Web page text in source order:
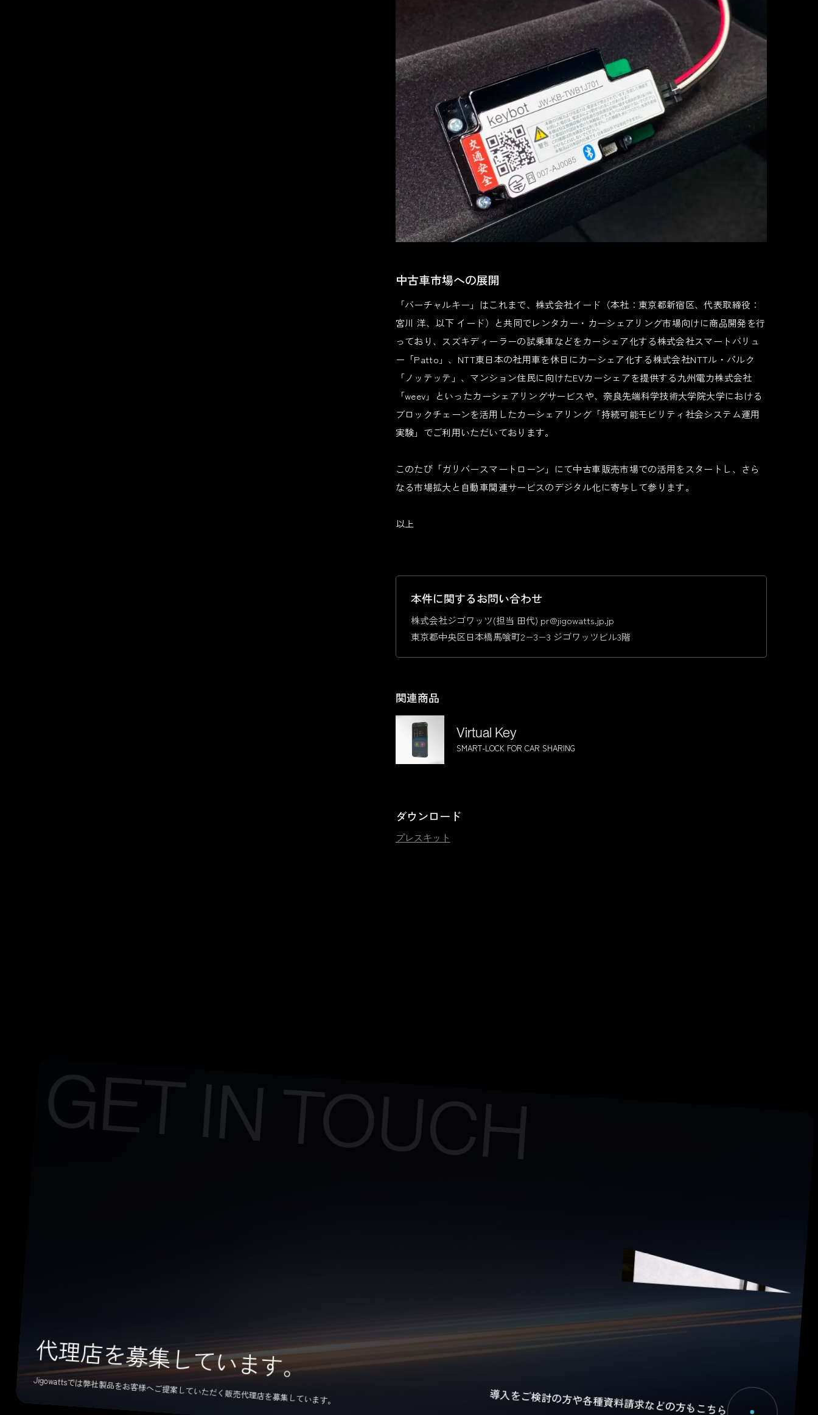
中古車市場への展開
「バーチャルキー」はこれまで、株式会社イード（本社：東京都新宿区、代表取締役：
宮川 洋、以下 イード）と共同でレンタカー・カーシェアリング市場向けに商品開発を行
っており、スズキディーラーの試乗車などをカーシェア化する株式会社スマートバリュ
ー「Patto」、NTT東日本の社用車を休日にカーシェア化する株式会社NTTル・パルク
「ノッテッテ」、マンション住民に向けたEVカーシェアを提供する九州電力株式会社
「weev」といったカーシェアリングサービスや、奈良先端科学技術大学院大学における
ブロックチェーンを活用したカーシェアリング「持続可能モビリティ社会システム運用
実験」でご利用いただいております。
このたび「ガリバースマートローン」にて中古車販売市場での活用をスタートし、さら
なる市場拡大と自動車関連サービスのデジタル化に寄与して参ります。
以上
本件に関するお問い合わせ
株式会社ジゴワッツ(担当 田代) pr@jigowatts.jp.jp
東京都中央区日本橋馬喰町2−3−3 ジゴワッツビル3階
関連商品
Virtual Key
SMART-LOCK FOR CAR SHARING
ダウンロード
プレスキット
GETIN TOUCH
代理店を募集しています。
Jigowattsでは弊社製品をお客様へご提案していただく販売代理店を募集しています。 導入をご検討の方や各種資料請求などの方もこちら